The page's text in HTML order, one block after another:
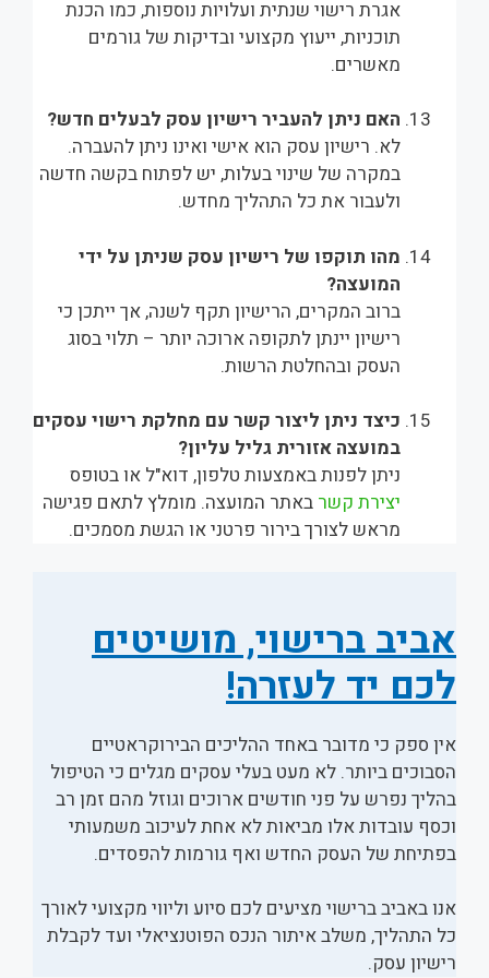
אגרת רישוי שנתית ועלויות נוספות, כמו הכנת
תוכניות, ייעוץ מקצועי ובדיקות של גורמים
מאשרים.
האם ניתן להעביר רישיון עסק לבעלים חדש?
לא. רישיון עסק הוא אישי ואינו ניתן להעברה.
במקרה של שינוי בעלות, יש לפתוח בקשה חדשה
ולעבור את כל התהליך מחדש.
מהו תוקפו של רישיון עסק שניתן על ידי
המועצה?
ברוב המקרים, הרישיון תקף לשנה, אך ייתכן כי
רישיון יינתן לתקופה ארוכה יותר – תלוי בסוג
העסק ובהחלטת הרשות.
כיצד ניתן ליצור קשר עם מחלקת רישוי עסקים
במועצה אזורית גליל עליון?
ניתן לפנות באמצעות טלפון, דוא"ל או בטופס
יצירת קשר באתר המועצה. מומלץ לתאם פגישה
מראש לצורך בירור פרטני או הגשת מסמכים.
אביב ברישוי, מושיטים
לכם יד לעזרה!
אין ספק כי מדובר באחד ההליכים הבירוקראטיים
הסבוכים ביותר. לא מעט בעלי עסקים מגלים כי הטיפול
בהליך נפרש על פני חודשים ארוכים וגוזל מהם זמן רב
וכסף עובדות אלו מביאות לא אחת לעיכוב משמעותי
בפתיחת של העסק החדש ואף גורמות להפסדים.
אנו באביב ברישוי מציעים לכם סיוע וליווי מקצועי לאורך
כל התהליך, משלב איתור הנכס הפוטנציאלי ועד לקבלת
רישיון עסק.